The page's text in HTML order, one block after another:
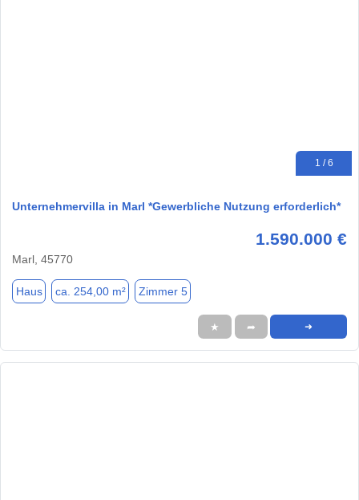
1 / 6
Unternehmervilla in Marl *Gewerbliche Nutzung erforderlich*
1.590.000 €
Marl, 45770
Haus ca. 254,00 m² Zimmer 5
★ ➦ ➜